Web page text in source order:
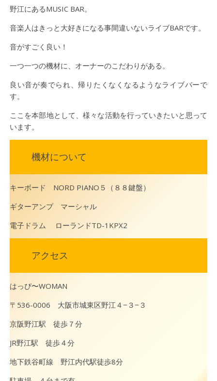
野江にあるMUSIC BAR。
音楽人はきっと大好きになる事間違いないライブBARです。
音がすごく良い！
一つ一つの機材に、オーナーのこだわりがある。
良い音が奏でられ、帰りたくなくなるようなライブバーで
す。
ここを本部地として、様々な活動を行っていきたいと思って
います。
機材について
キーボード NORD PIANO５（８８鍵盤）
ギターアンプ マーシャル
電子ドラム ローランドTD-1KPX2
アクセス
はっぴ〜WOMAN
〒536-0006 大阪市城東区野江４−３−３
京阪野江駅 徒歩７分
JR野江駅 徒歩４分
地下鉄谷町線 野江内代駅徒歩8分